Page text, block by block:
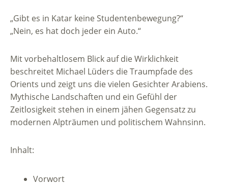
„Gibt es in Katar keine Studentenbewegung?“
„Nein, es hat doch jeder ein Auto.“
Mit vorbehaltlosem Blick auf die Wirklichkeit
beschreitet Michael Lüders die Traumpfade des
Orients und zeigt uns die vielen Gesichter Arabiens.
Mythische Landschaften und ein Gefühl der
Zeitlosigkeit stehen in einem jähen Gegensatz zu
modernen Alpträumen und politischem Wahnsinn.
Inhalt:
Vorwort